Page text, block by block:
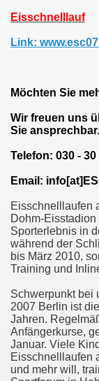
Eisschnelllauf
Link:
Möchten Sie
Wir freuen uns
Sie ansprechbar.
Telefon: 030 -
Email:
Eisschnelllaufen
Dohm-
Sporterlebnis in
während der
bis März 2010,
Training und
Schwerpunkt bei
2007 Berlin ist
Jahren.
Anfängerkurse,
Januar. Viele
Eisschnelllaufen
und mehr will,